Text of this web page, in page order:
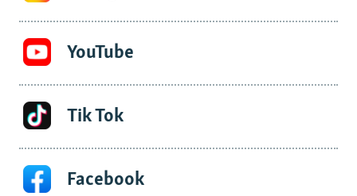
YouTube
Tik Tok
Facebook